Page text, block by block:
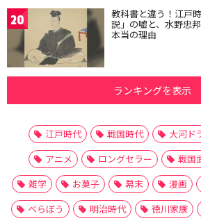
20 教科書と違う！江戸
説」の嘘と、水野忠
本当の理由
ランキングを表示
江戸時代 戦国時代 大河ド
アニメ
ロングセラー 戦国
雑学
お菓子 幕末 漫画
べらぼう
明治時代 徳川家康